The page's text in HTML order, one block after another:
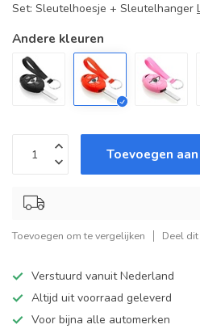
Set: Sleutelhoesje + Sleutelhanger
Andere kleuren
Toevoegen
Toevoegen om te vergelijken Deel
Verstuurd vanuit Nederland
Altijd uit voorraad geleverd
Voor bijna alle automerken